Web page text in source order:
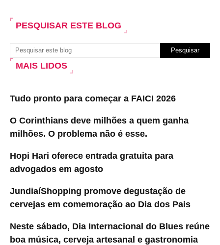
PESQUISAR ESTE BLOG
MAIS LIDOS
Tudo pronto para começar a FAICI 2026
O Corinthians deve milhões a quem ganha
milhões. O problema não é esse.
Hopi Hari oferece entrada gratuita para
advogados em agosto
JundiaíShopping promove degustação de
cervejas em comemoração ao Dia dos Pais
Neste sábado, Dia Internacional do Blues reúne
boa música, cerveja artesanal e gastronomia